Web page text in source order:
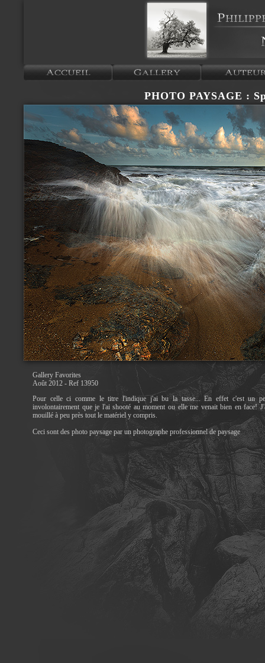
PHOTO PAYSAGE :
Gallery Favorites
Août 2012 - Ref 13950
Pour celle ci comme le titre l'indique j'ai bu la tasse... En effet c'est un
involontairement que je l'ai shooté au moment ou elle me venait bien en face!
mouillé à peu près tout le matériel y compris.
Ceci sont des photo paysage par un photographe professionnel de paysage